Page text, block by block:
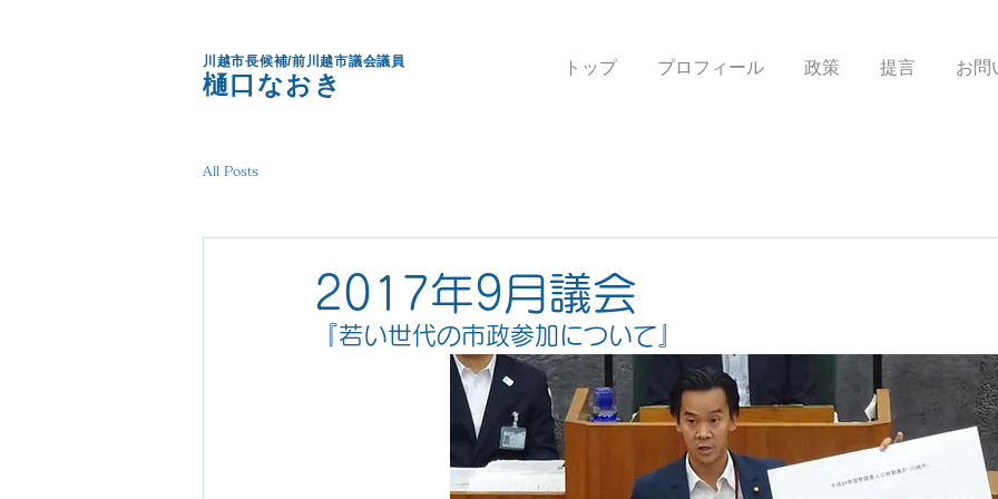
川越市長候補/前川越市議会議員
樋口なおき
トップ プロフィール 政策 提言 お問
All Posts
2017年9月議会
『若い世代の市政参加について』